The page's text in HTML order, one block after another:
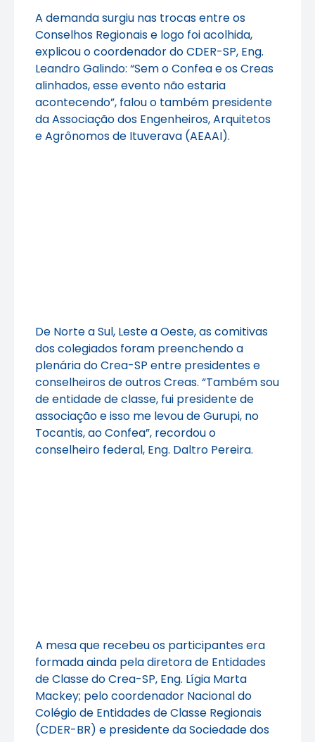
A demanda surgiu nas trocas entre os
Conselhos Regionais e logo foi acolhida,
explicou o coordenador do CDER-SP, Eng.
Leandro Galindo: “Sem o Confea e os Creas
alinhados, esse evento não estaria
acontecendo”, falou o também presidente
da Associação dos Engenheiros, Arquitetos
e Agrônomos de Ituverava (AEAAI).
De Norte a Sul, Leste a Oeste, as comitivas
dos colegiados foram preenchendo a
plenária do Crea-SP entre presidentes e
conselheiros de outros Creas. “Também sou
de entidade de classe, fui presidente de
associação e isso me levou de Gurupi, no
Tocantis, ao Confea”, recordou o
conselheiro federal, Eng. Daltro Pereira.
A mesa que recebeu os participantes era
formada ainda pela diretora de Entidades
de Classe do Crea-SP, Eng. Lígia Marta
Mackey; pelo coordenador Nacional do
Colégio de Entidades de Classe Regionais
(CDER-BR) e presidente da Sociedade dos